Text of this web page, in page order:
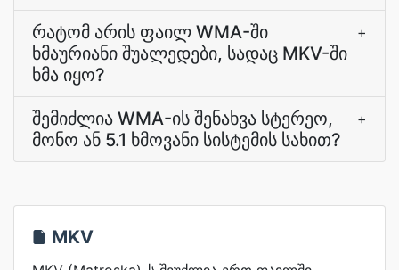
რატომ არის ფაილ WMA-ში
ხმაურიანი შუალედები, სადაც MKV-ში
ხმა იყო?
+
შემიძლია WMA-ის შენახვა სტერეო,
მონო ან 5.1 ხმოვანი სისტემის სახით?
+
MKV